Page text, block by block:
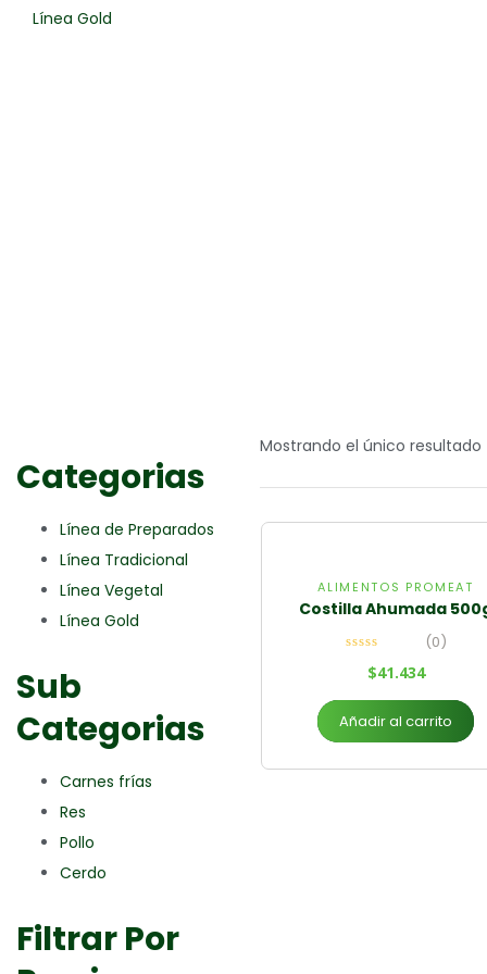
Línea Gold
Categorias
Línea de Preparados
Línea Tradicional
Línea Vegetal
Línea Gold
Sub
Categorias
Carnes frías
Res
Pollo
Cerdo
Filtrar Por
Mostrando el único resultado
ALIMENTOS PROMEAT
Costilla Ahumada
(0)
$41.434
Añadir al carrito